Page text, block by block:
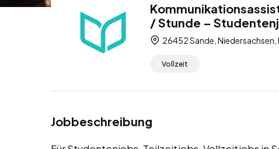
/ Stunde –
26452 Sande,
Vollzeit
Jobbeschreibung